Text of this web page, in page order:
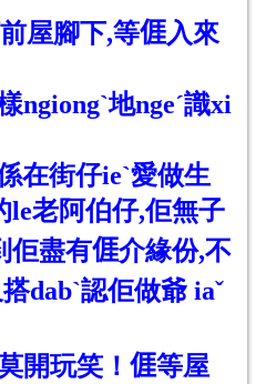
屋腳下,等𠊎入來
ngiongˋ地ngeˊ識xi
在街仔ieˋ愛做生
le老阿伯仔,佢無子
佢盡有𠊎介緣份,不
dabˋ認佢做爺 iaˇ
開玩笑！ 𠊎等屋